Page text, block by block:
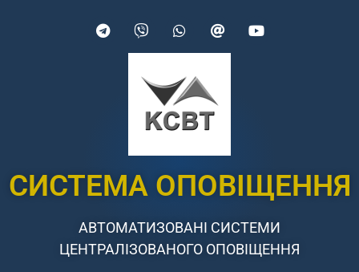
СИСТЕМА ОПОВІЩЕННЯ
АВТОМАТИЗОВАНІ СИСТЕМИ
ЦЕНТРАЛІЗОВАНОГО ОПОВІЩЕННЯ